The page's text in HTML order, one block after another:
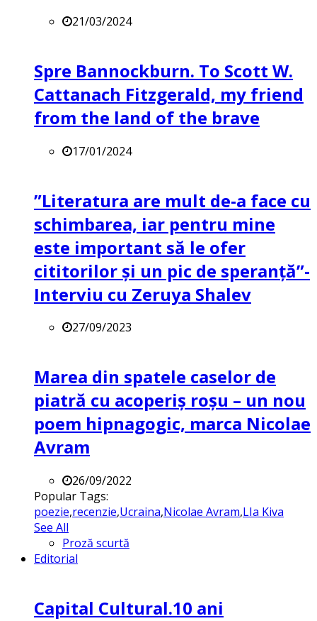
21/03/2024
Spre Bannockburn. To Scott W.
Cattanach Fitzgerald, my friend
from the land of the brave
17/01/2024
”Literatura are mult de-a face cu
schimbarea, iar pentru mine
este important să le ofer
cititorilor și un pic de speranță”-
Interviu cu Zeruya Shalev
27/09/2023
Marea din spatele caselor de
piatră cu acoperiș roșu – un nou
poem hipnagogic, marca Nicolae
Avram
26/09/2022
Popular Tags:
poezie,recenzie,Ucraina,Nicolae Avram,LIa Kiva
See All
Proză scurtă
Editorial
Capital Cultural.10 ani